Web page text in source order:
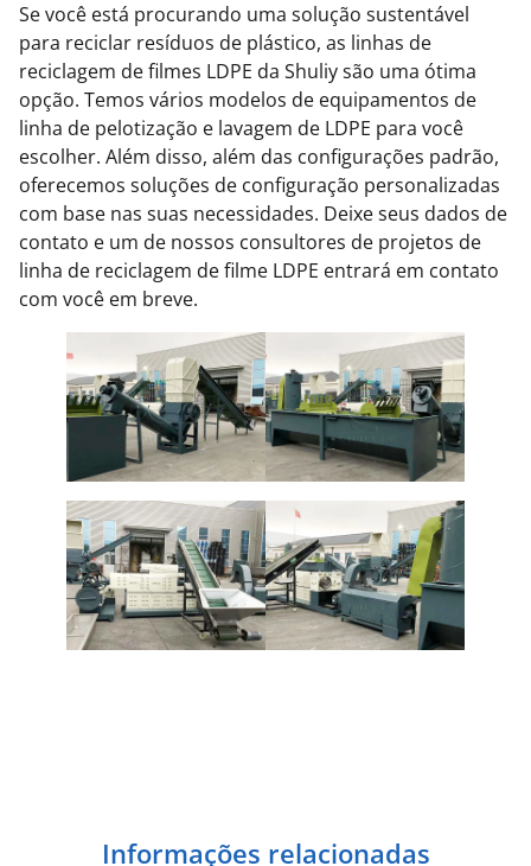
Se você está procurando uma solução sustentável
para reciclar resíduos de plástico, as linhas de
reciclagem de filmes LDPE da Shuliy são uma ótima
opção. Temos vários modelos de equipamentos de
linha de pelotização e lavagem de LDPE para você
escolher. Além disso, além das configurações padrão,
oferecemos soluções de configuração personalizadas
com base nas suas necessidades. Deixe seus dados de
contato e um de nossos consultores de projetos de
linha de reciclagem de filme LDPE entrará em contato
com você em breve.
Informações relacionadas